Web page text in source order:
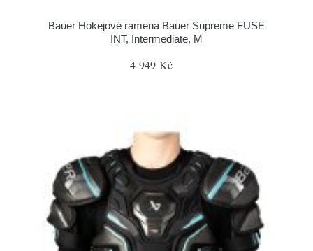
Bauer Hokejové ramena Bauer Supreme FUSE
INT, Intermediate, M
4 949 Kč